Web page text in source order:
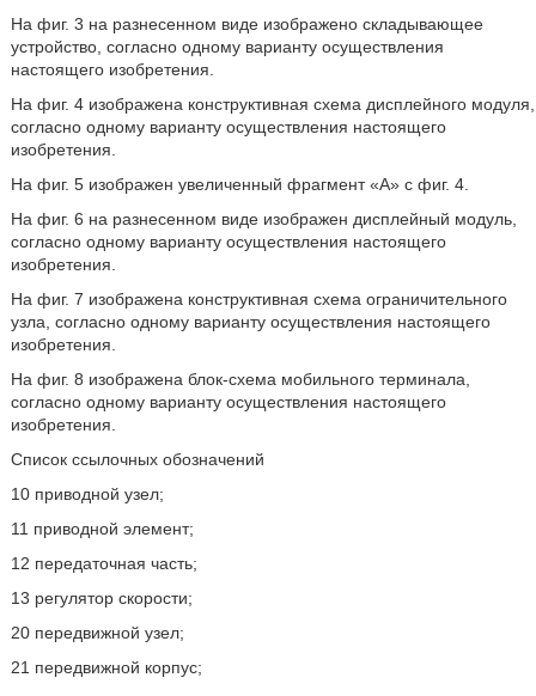
На фиг. 3 на разнесенном виде изображено складывающее
устройство, согласно одному варианту осуществления
настоящего изобретения.
На фиг. 4 изображена конструктивная схема дисплейного модуля,
согласно одному варианту осуществления настоящего
изобретения.
На фиг. 5 изображен увеличенный фрагмент «А» с фиг. 4.
На фиг. 6 на разнесенном виде изображен дисплейный модуль,
согласно одному варианту осуществления настоящего
изобретения.
На фиг. 7 изображена конструктивная схема ограничительного
узла, согласно одному варианту осуществления настоящего
изобретения.
На фиг. 8 изображена блок-схема мобильного терминала,
согласно одному варианту осуществления настоящего
изобретения.
Список ссылочных обозначений
10 приводной узел;
11 приводной элемент;
12 передаточная часть;
13 регулятор скорости;
20 передвижной узел;
21 передвижной корпус;